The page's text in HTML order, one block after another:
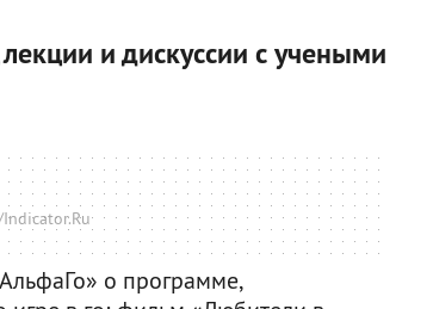
и дискуссии с учеными
о программе,